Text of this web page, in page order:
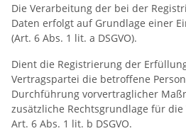
Die Verarbeitung der bei der
Daten erfolgt auf Grundlage einer
(Art. 6 Abs. 1 lit. a DSGVO).
Dient die Registrierung der
Vertragspartei die betroffene
Durchführung vorvertraglicher
zusätzliche Rechtsgrundlage für
Art. 6 Abs. 1 lit. b DSGVO.